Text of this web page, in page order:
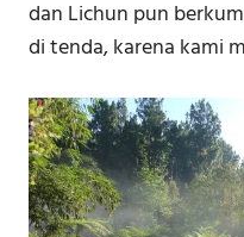
dan Lichun pun
di tenda, karena kami